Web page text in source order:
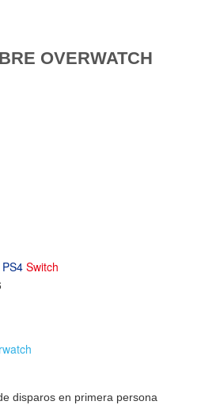
OVERWATCH
PS4 Switch
disparos en primera persona